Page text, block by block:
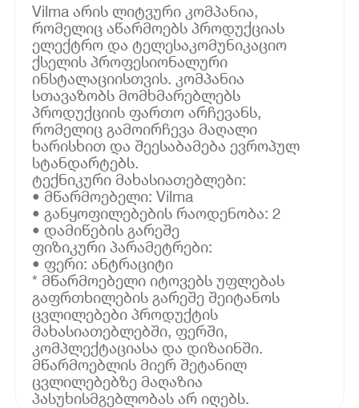
Vilma არის ლიტვური კომპანია,
რომელიც აწარმოებს პროდუქციას
ელექტრო და ტელესაკომუნიკაციო
ქსელის პროფესიონალური
ინსტალაციისთვის. კომპანია
სთავაზობს მომხმარებლებს
პროდუქციის ფართო არჩევანს,
რომელიც გამოირჩევა მაღალი
ხარისხით და შეესაბამება ევროპულ
სტანდარტებს.
ტექნიკური მახასიათებლები:
• მწარმოებელი: Vilma
• განყოფილებების რაოდენობა: 2
• დამიწების გარეშე
ფიზიკური პარამეტრები:
• ფერი: ანტრაციტი
* მწარმოებელი იტოვებს უფლებას
გაფრთხილების გარეშე შეიტანოს
ცვლილებები პროდუქტის
მახასიათებლებში, ფერში,
კომპლექტაციასა და დიზაინში.
მწარმოებლის მიერ შეტანილ
ცვლილებებზე მაღაზია
პასუხისმგებლობას არ იღებს.